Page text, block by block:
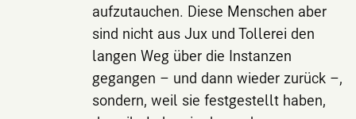
aufzutauchen. Diese Menschen aber
sind nicht aus Jux und Tollerei den
langen Weg über die Instanzen
gegangen – und dann wieder zurück –,
sondern, weil sie festgestellt haben,